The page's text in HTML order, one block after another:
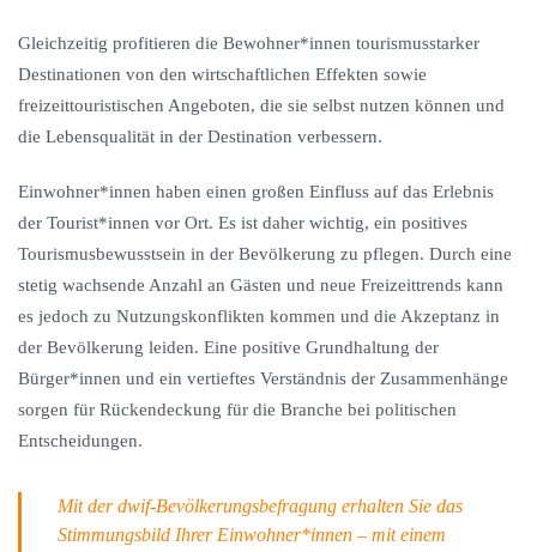
Gleichzeitig profitieren die Bewohner*innen tourismusstarker
Destinationen von den wirtschaftlichen Effekten sowie
freizeittouristischen Angeboten, die sie selbst nutzen können und
die Lebensqualität in der Destination verbessern.
Einwohner*innen haben einen großen Einfluss auf das Erlebnis
der Tourist*innen vor Ort. Es ist daher wichtig, ein positives
Tourismusbewusstsein in der Bevölkerung zu pflegen. Durch eine
stetig wachsende Anzahl an Gästen und neue Freizeittrends kann
es jedoch zu Nutzungskonflikten kommen und die Akzeptanz in
der Bevölkerung leiden. Eine positive Grundhaltung der
Bürger*innen und ein vertieftes Verständnis der Zusammenhänge
sorgen für Rückendeckung für die Branche bei politischen
Entscheidungen.
Mit der dwif-Bevölkerungsbefragung erhalten Sie das
Stimmungsbild Ihrer Einwohner*innen – mit einem